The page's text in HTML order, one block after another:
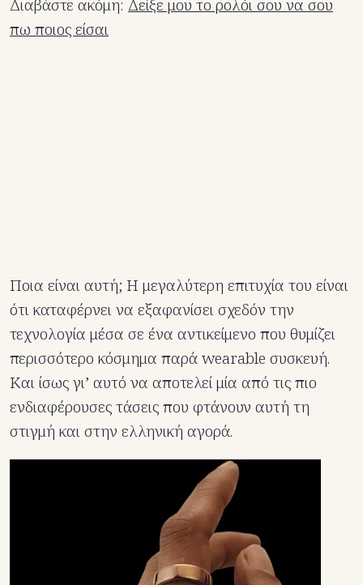
Διαβάστε ακόμη: Δείξε μου το ρολόι σου να σου
πω ποιος είσαι
Ποια είναι αυτή; Η μεγαλύτερη επιτυχία του είναι
ότι καταφέρνει να εξαφανίσει σχεδόν την
τεχνολογία μέσα σε ένα αντικείμενο που θυμίζει
περισσότερο κόσμημα παρά wearable συσκευή.
Και ίσως γι’ αυτό να αποτελεί μία από τις πιο
ενδιαφέρουσες τάσεις που φτάνουν αυτή τη
στιγμή και στην ελληνική αγορά.